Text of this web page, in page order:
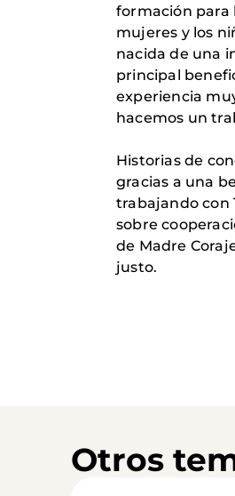
formación para
mujeres y los
nacida de una
principal
experiencia
hacemos un
Historias de
gracias a una
trabajando con
sobre
de Madre
justo.
Otros